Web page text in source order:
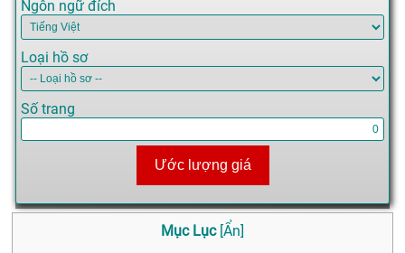
Ngôn ngữ đích
Loại hồ sơ
Số trang
Ước lượng giá
Mục Lục [Ẩn]